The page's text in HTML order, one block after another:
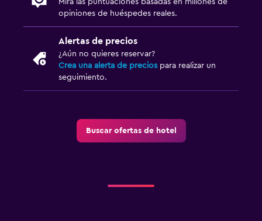
opiniones de huéspedes reales.
Alertas de precios
¿Aún no quieres reservar?
Crea una alerta de precios para realizar un
seguimiento.
Buscar ofertas de hotel